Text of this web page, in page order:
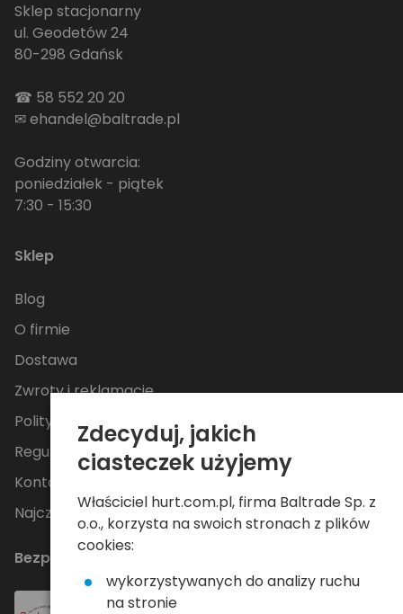
Sklep stacjonarny
ul. Geodetów 24
80-298 Gdańsk
☎ 58 552 20 20
✉ehandel@baltrade.pl
Godziny otwarcia:
poniedziałek - piątek
7:30 - 15:30
Sklep
Blog
O firmie
Dostawa
Zwroty i reklamacje
Polityka Prywatności
Regulamin
Kontakt
Najczęściej zadawane pytania
Bezpieczne płatności
Zdecyduj, jakich
ciasteczek użyjemy
Właściciel hurt.com.pl, firma Baltrade Sp. z
o.o., korzysta na swoich stronach z plików
cookies:
wykorzystywanych do analizy ruchu
na stronie